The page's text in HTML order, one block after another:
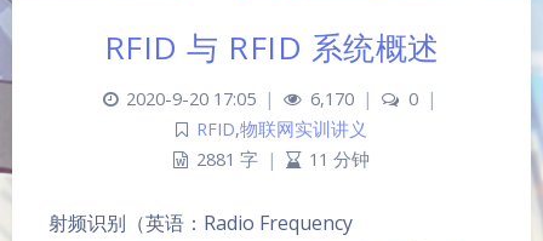
RFID 与 RFID 系统概述
2020-9-20 17:05 | 6,170 | 0
|
RFID,物联网实训讲义
2881 字 | 11 分钟
射频识别（英语：Radio Frequency